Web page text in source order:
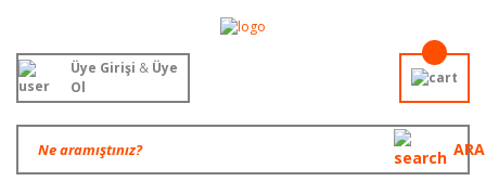
ARA
Üye Girişi &Üye
Ol